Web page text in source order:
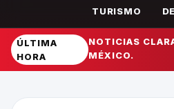
TURISMO
ÚLTIMA
HORA
NOTICIAS
MÉXICO.